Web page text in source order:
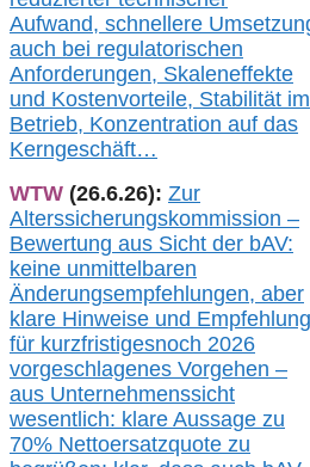
Aufwand, schnellere
auch bei regulatorischen
Anforderungen, Skaleneffekte
und Kostenvorteile, Stabilität im
Betrieb, Konzentration auf das
Kerngeschäft…
WTW (26.6.26): Zur
Alterssicherungskommission –
Bewertung aus Sicht der bAV:
keine unmittelbaren
Änderungsempfehlungen, aber
klare Hinweise und Empfehlung
für kurzfristigesnoch 2026
vorgeschlagenes Vorgehen –
aus Unternehmenssicht
wesentlich: klare Aussage zu
70% Nettoersatzquote zu